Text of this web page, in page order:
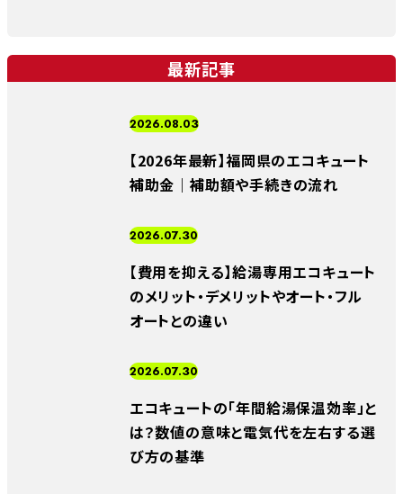
最新記事
2026.08.03
【2026年最新】福岡県のエコキュート
補助金｜補助額や手続きの流れ
2026.07.30
【費用を抑える】給湯専用エコキュート
のメリット・デメリットやオート・フル
オートとの違い
2026.07.30
エコキュートの「年間給湯保温効率」と
は？数値の意味と電気代を左右する選
び方の基準